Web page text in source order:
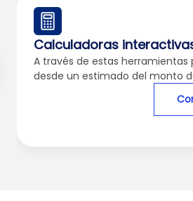
Calculadoras
A través de estas herramientas
desde un estimado del monto